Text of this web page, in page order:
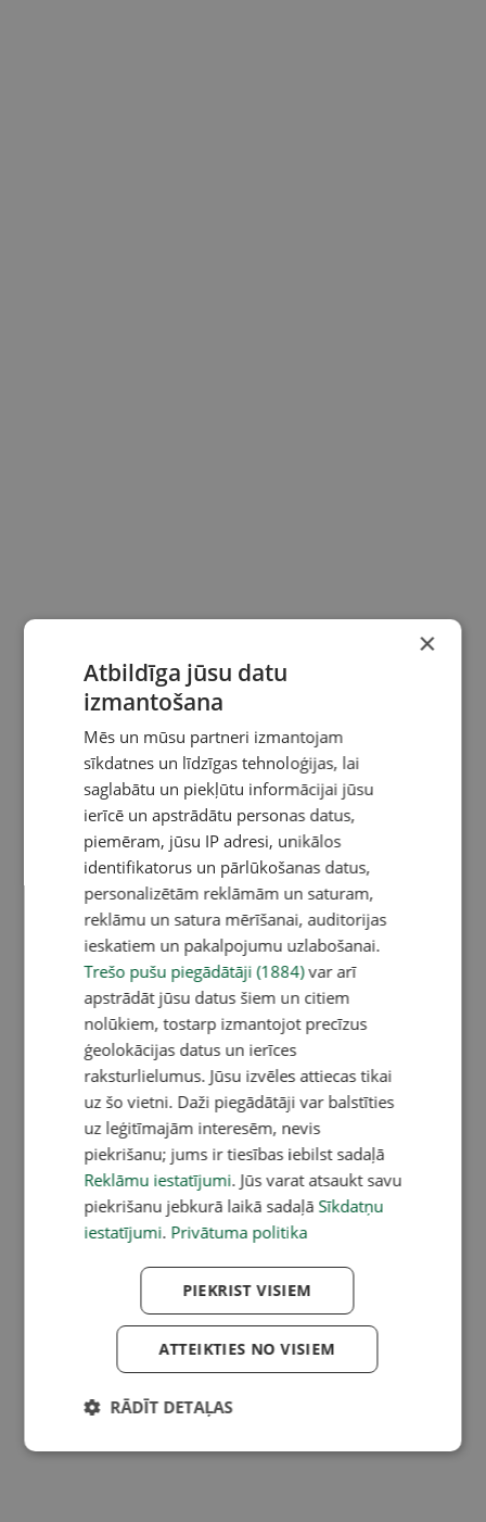
×
Atbildīga jūsu datu
izmantošana
Mēs un mūsu partneri izmantojam
sīkdatnes un līdzīgas tehnoloģijas, lai
saglabātu un piekļūtu informācijai jūsu
ierīcē un apstrādātu personas datus,
piemēram, jūsu IP adresi, unikālos
identifikatorus un pārlūkošanas datus,
personalizētām reklāmām un saturam,
reklāmu un satura mērīšanai, auditorijas
ieskatiem un pakalpojumu uzlabošanai.
Trešo pušu piegādātāji (1884)var arī
apstrādāt jūsu datus šiem un citiem
nolūkiem, tostarp izmantojot precīzus
ģeolokācijas datus un ierīces
raksturlielumus. Jūsu izvēles attiecas tikai
uz šo vietni. Daži piegādātāji var balstīties
uz leģitīmajām interesēm, nevis
piekrišanu; jums ir tiesības iebilst sadaļā
Reklāmu iestatījumi. Jūs varat atsaukt savu
piekrišanu jebkurā laikā sadaļā Sīkdatņu
iestatījumi. Privātuma politika
PIEKRIST VISIEM
ATTEIKTIES NO VISIEM
RĀDĪT DETAĻAS